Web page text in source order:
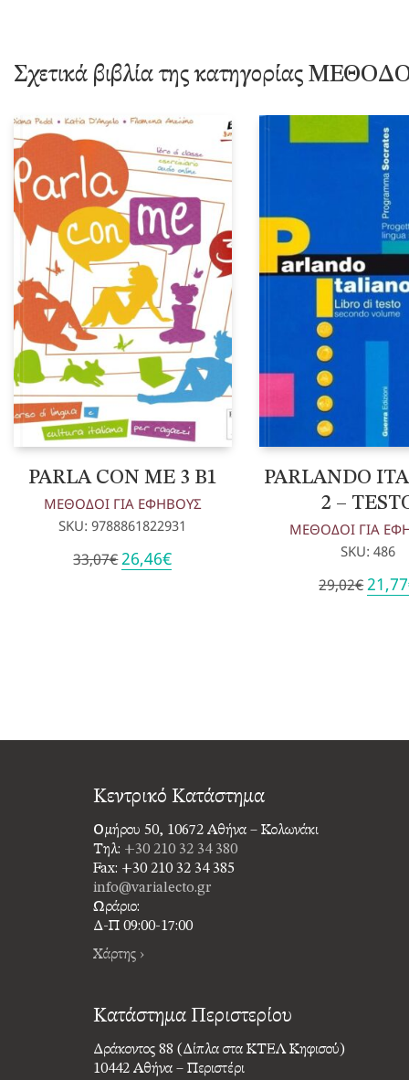
Σχετικά βιβλία της κατηγορίας
PARLA CON ME 3 B1
ΜΕΘΟΔΟΙ ΓΙΑ ΕΦΗΒΟΥΣ
SKU: 9788861822931
33,07€ Original
price
26,46€Η
τρέχουσα
PARLANDO
2 –
ΜΕΘΟΔΟΙ ΓΙΑ
SKU: 486
29,02€
price
21,77
Κεντρικό Κατάστημα
Ομήρου 50, 10672 Αθήνα – Κολωνάκι
Τηλ: +30 210 32 34 380
Fax: +30 210 32 34 385
info@varialecto.gr
Ωράριο:
Δ-Π 09:00-17:00
Χάρτης ›
Κατάστημα Περιστερίου
Δράκοντος 88 (Δίπλα στα ΚΤΕΛ Κηφισού)
10442 Αθήνα – Περιστέρι